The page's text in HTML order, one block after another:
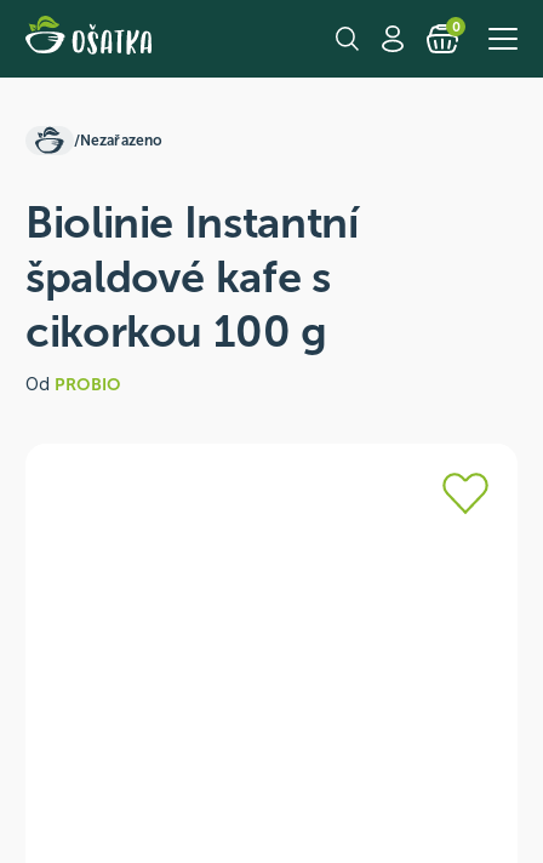
0
/Nezařazeno
Biolinie Instantní
špaldové kafe s
cikorkou 100 g
Od PROBIO